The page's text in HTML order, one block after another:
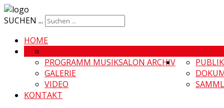
SUCHEN ...
HOME
PROGRAMM MUSIKSALON ARCHIV
GALERIE
VIDEO
KONTAKT